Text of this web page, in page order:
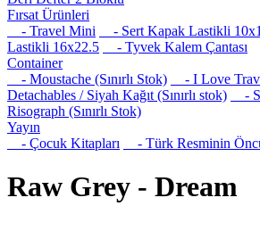
Fırsat Ürünleri
- Travel Mini
- Sert Kapak Lastikli
Lastikli 16x22.5
- Tyvek Kalem Çantası
Container
- Moustache (Sınırlı Stok)
- I Love
Detachables / Siyah Kağıt (Sınırlı stok)
-
Risograph (Sınırlı Stok)
Yayın
- Çocuk Kitapları
- Türk Resminin
Raw Grey - Dream